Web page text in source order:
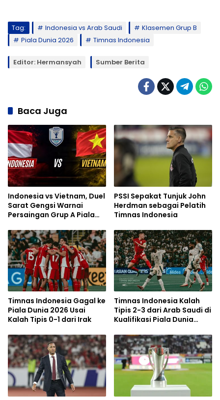
Tag: Indonesia vs Arab Saudi
Klasemen Grup B
Piala Dunia 2026
Timnas Indonesia
Editor: Hermansyah Sumber Berita
Baca Juga
Indonesia vs Vietnam, Duel
Sarat Gengsi Warnai
Persaingan Grup A Piala
PSSI Sepakat Tunjuk John
Herdman sebagai Pelatih
Timnas Indonesia
Timnas Indonesia Gagal ke
Piala Dunia 2026 Usai
Kalah Tipis 0-1 dari Irak
Timnas Indonesia Kalah
Tipis 2-3 dari Arab Saudi di
Kualifikasi Piala Dunia